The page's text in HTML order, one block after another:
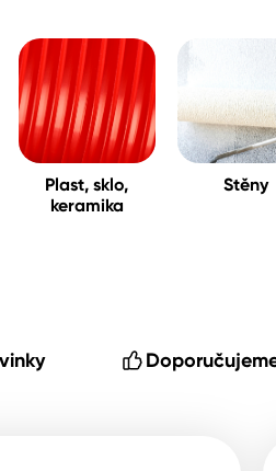
Plast, sklo,
keramika
Stěny